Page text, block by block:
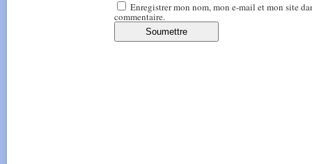
Enregistrer mon nom, mon e-mail et mon site
commentaire.